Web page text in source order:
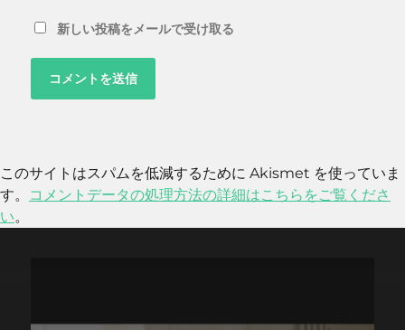
新しい投稿をメールで受け取る
このサイトはスパムを低減するために Akismet を使っていま
す。
コメントデータの処理方法の詳細はこちらをご覧くださ
い。